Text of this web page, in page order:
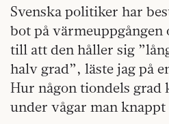
Svenska politiker har
bot på värmeuppgången
till att den håller sig
halv grad”, läste jag på
Hur någon tiondels grad
under vågar man knappt